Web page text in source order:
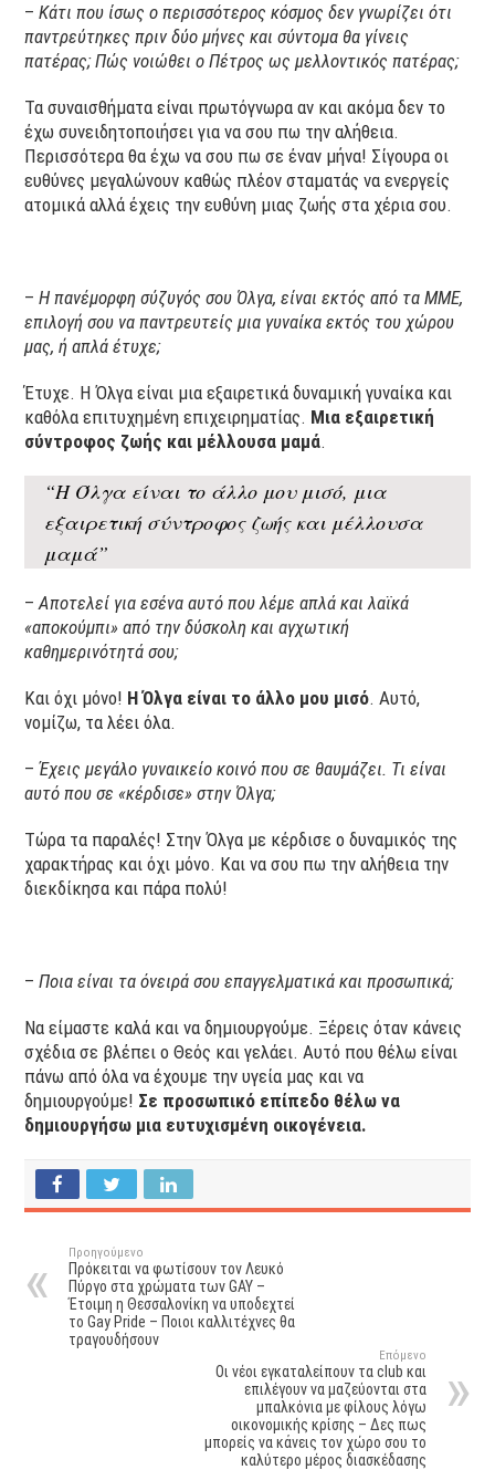
–Κάτι που ίσως ο περισσότερος κόσμος δεν γνωρίζει ότι
παντρεύτηκες πριν δύο μήνες και σύντομα θα γίνεις
πατέρας; Πώς νοιώθει ο Πέτρος ως μελλοντικός πατέρας;
Τα συναισθήματα είναι πρωτόγνωρα αν και ακόμα δεν το
έχω συνειδητοποιήσει για να σου πω την αλήθεια.
Περισσότερα θα έχω να σου πω σε έναν μήνα! Σίγουρα οι
ευθύνες μεγαλώνουν καθώς πλέον σταματάς να ενεργείς
ατομικά αλλά έχεις την ευθύνη μιας ζωής στα χέρια σου.
–Η πανέμορφη σύζυγός σου Όλγα, είναι εκτός από τα ΜΜΕ,
επιλογή σου να παντρευτείς μια γυναίκα εκτός του χώρου
μας, ή απλά έτυχε;
Έτυχε. Η Όλγα είναι μια εξαιρετικά δυναμική γυναίκα και
καθόλα επιτυχημένη επιχειρηματίας. Μια εξαιρετική
σύντροφος ζωής και μέλλουσα μαμά.
“Η Όλγα είναι το άλλο μου μισό, μια
εξαιρετική σύντροφος ζωής και μέλλουσα
μαμά”
–Αποτελεί για εσένα αυτό που λέμε απλά και λαϊκά
«αποκούμπι» από την δύσκολη και αγχωτική
καθημερινότητά σου;
Και όχι μόνο! Η Όλγα είναι το άλλο μου μισό. Αυτό,
νομίζω, τα λέει όλα.
–Έχεις μεγάλο γυναικείο κοινό που σε θαυμάζει. Τι είναι
αυτό που σε «κέρδισε» στην Όλγα;
Τώρα τα παραλές! Στην Όλγα με κέρδισε ο δυναμικός της
χαρακτήρας και όχι μόνο. Και να σου πω την αλήθεια την
διεκδίκησα και πάρα πολύ!
–Ποια είναι τα όνειρά σου επαγγελματικά και προσωπικά;
Να είμαστε καλά και να δημιουργούμε. Ξέρεις όταν κάνεις
σχέδια σε βλέπει ο Θεός και γελάει. Αυτό που θέλω είναι
πάνω από όλα να έχουμε την υγεία μας και να
δημιουργούμε! Σε προσωπικό επίπεδο θέλω να
δημιουργήσω μια ευτυχισμένη οικογένεια.
Προηγούμενο
Πρόκειται να φωτίσουν τον Λευκό
Πύργο στα χρώματα των GAY –
Έτοιμη η Θεσσαλονίκη να υποδεχτεί
το Gay Pride – Ποιοι καλλιτέχνες θα
τραγουδήσουν
Επόμενο
Οι νέοι εγκαταλείπουν τα club και
επιλέγουν να μαζεύονται στα
μπαλκόνια με φίλους λόγω
οικονομικής κρίσης – Δες πως
μπορείς να κάνεις τον χώρο σου το
καλύτερο μέρος διασκέδασης